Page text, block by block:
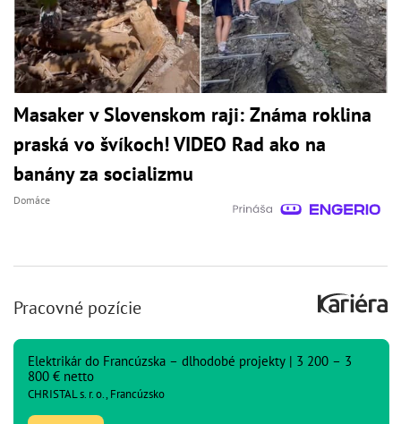
Masaker v Slovenskom raji: Známa roklina
praská vo švíkoch! VIDEO Rad ako na
banány za socializmu
Domáce
Pracovné pozície
Elektrikár do Francúzska – dlhodobé projekty | 3 200 – 3
800 € netto
CHRISTAL s. r. o., Francúzsko